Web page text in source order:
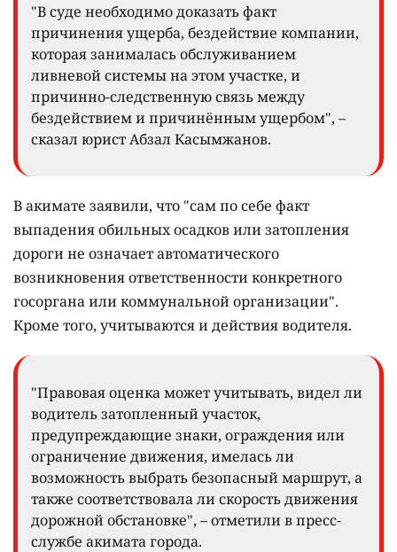
"В суде необходимо доказать факт
причинения ущерба, бездействие компании,
которая занималась обслуживанием
ливневой системы на этом участке, и
причинно-следственную связь между
бездействием и причинённым ущербом", –
сказал юрист Абзал Касымжанов.
В акимате заявили, что "сам по себе факт
выпадения обильных осадков или затопления
дороги не означает автоматического
возникновения ответственности конкретного
госоргана или коммунальной организации".
Кроме того, учитываются и действия водителя.
"Правовая оценка может учитывать, видел ли
водитель затопленный участок,
предупреждающие знаки, ограждения или
ограничение движения, имелась ли
возможность выбрать безопасный маршрут, а
также соответствовала ли скорость движения
дорожной обстановке", – отметили в пресс-
службе акимата города.